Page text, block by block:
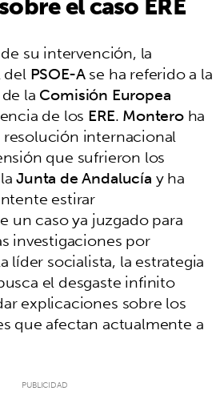
su intervención, la
delPSOE-Ase ha referido a la
laComisión Europea
de los ERE.Monteroha
internacional
que sufrieron los
Junta de Andalucíay ha
estirar
un caso ya juzgado para
investigaciones por
líder socialista, la estrategia
el desgaste infinito
explicaciones sobre los
que afectan actualmente a